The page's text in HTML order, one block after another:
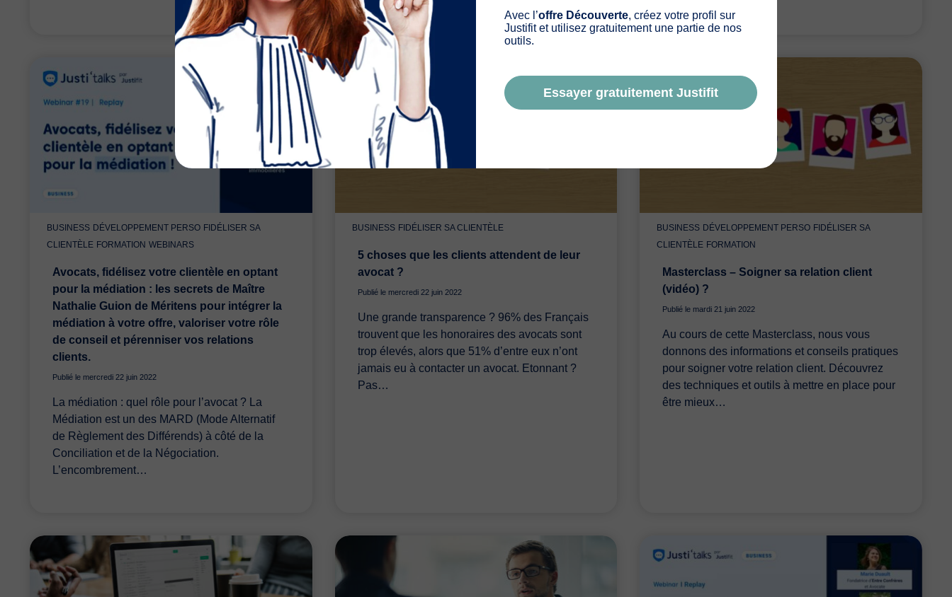
BUSINESS DÉVELOPPEMENT PERSO FIDÉLISER SA
CLIENTÈLE FORMATION WEBINARS
Avocats, fidélisez votre clientèle en optant
pour la médiation : les secrets de Maître
Nathalie Guion de Méritens pour intégrer la
médiation à votre offre, valoriser votre rôle
de conseil et pérenniser vos relations
clients.
Publié le mercredi 22 juin 2022
La médiation : quel rôle pour l’avocat ? La
Médiation est un des MARD (Mode Alternatif
de Règlement des Différends) à côté de la
Conciliation et de la Négociation.
L’encombrement…
BUSINESS FIDÉLISER SA CLIENTÈLE
5 choses que les clients attendent de leur
avocat ?
Publié le mercredi 22 juin 2022
Une grande transparence ? 96% des Français
trouvent que les honoraires des avocats sont
trop élevés, alors que 51% d’entre eux n’ont
jamais eu à contacter un avocat. Etonnant ?
Pas…
BUSINESS DÉVELOPPEMENT PERSO FIDÉLISER SA
CLIENTÈLE FORMATION
Masterclass – Soigner sa relation client
(vidéo) ?
Publié le mardi 21 juin 2022
Au cours de cette Masterclass, nous vous
donnons des informations et conseils pratiques
pour soigner votre relation client. Découvrez
des techniques et outils à mettre en place pour
être mieux…
Avec l’offre Découverte, créez votre profil sur
Justifit et utilisez gratuitement une partie de nos
outils.
Essayer gratuitement Justifit